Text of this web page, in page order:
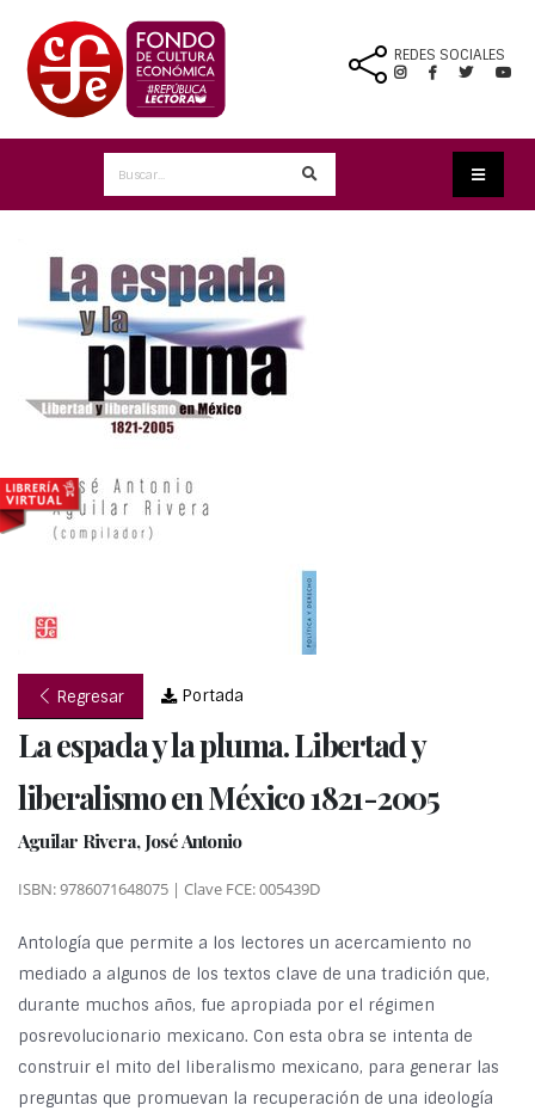
REDES SOCIALES
Regresar Portada
La espada y la pluma. Libertad y
liberalismo en México 1821-2005
Aguilar Rivera, José Antonio
ISBN: 9786071648075 | Clave FCE: 005439D
Antología que permite a los lectores un acercamiento no
mediado a algunos de los textos clave de una tradición que,
durante muchos años, fue apropiada por el régimen
posrevolucionario mexicano. Con esta obra se intenta de
construir el mito del liberalismo mexicano, para generar las
preguntas que promuevan la recuperación de una ideología